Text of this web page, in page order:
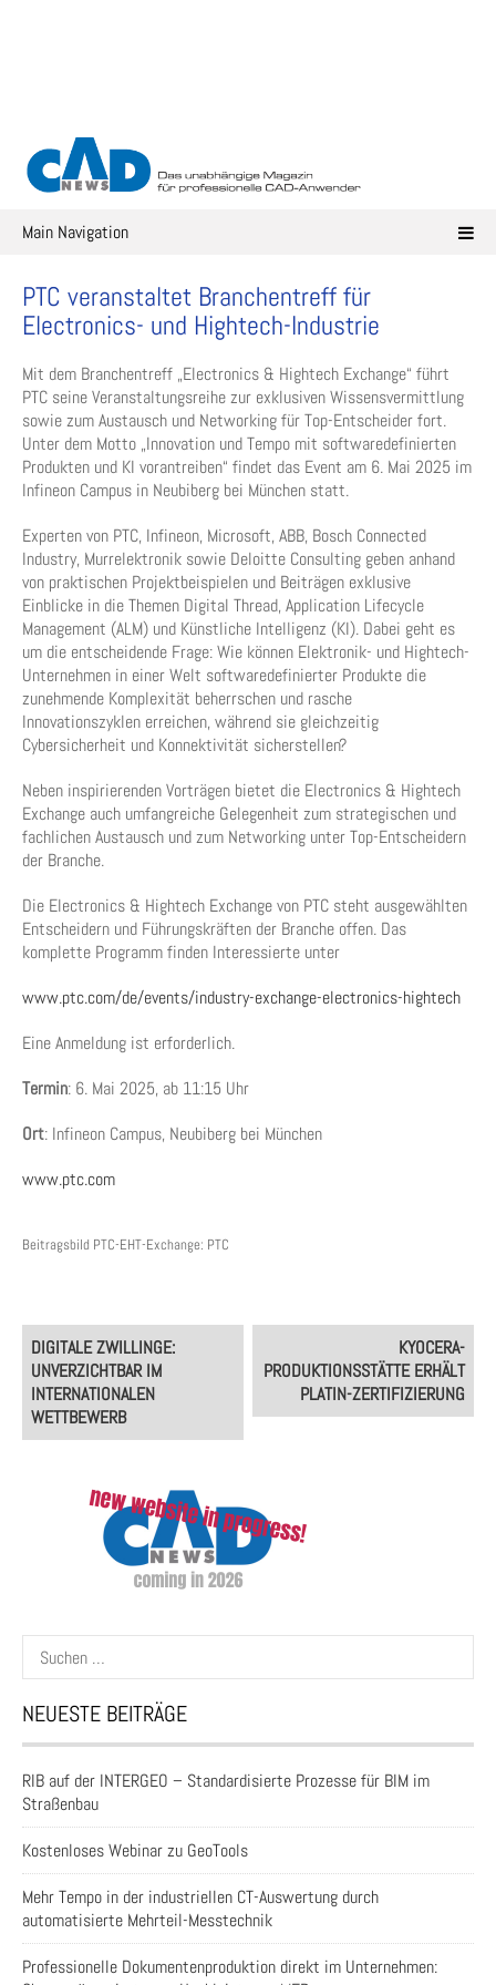
Main Navigation
PTC veranstaltet Branchentreff für
Electronics- und Hightech-Industrie
Mit dem Branchentreff „Electronics & Hightech Exchange“ führt
PTC seine Veranstaltungsreihe zur exklusiven Wissensvermittlung
sowie zum Austausch und Networking für Top-Entscheider fort.
Unter dem Motto „Innovation und Tempo mit softwaredefinierten
Produkten und KI vorantreiben“ findet das Event am 6. Mai 2025 im
Infineon Campus in Neubiberg bei München statt.
Experten von PTC, Infineon, Microsoft, ABB, Bosch Connected
Industry, Murrelektronik sowie Deloitte Consulting geben anhand
von praktischen Projektbeispielen und Beiträgen exklusive
Einblicke in die Themen Digital Thread, Application Lifecycle
Management (ALM) und Künstliche Intelligenz (KI). Dabei geht es
um die entscheidende Frage: Wie können Elektronik- und Hightech-
Unternehmen in einer Welt softwaredefinierter Produkte die
zunehmende Komplexität beherrschen und rasche
Innovationszyklen erreichen, während sie gleichzeitig
Cybersicherheit und Konnektivität sicherstellen?
Neben inspirierenden Vorträgen bietet die Electronics & Hightech
Exchange auch umfangreiche Gelegenheit zum strategischen und
fachlichen Austausch und zum Networking unter Top-Entscheidern
der Branche.
Die Electronics & Hightech Exchange von PTC steht ausgewählten
Entscheidern und Führungskräften der Branche offen. Das
komplette Programm finden Interessierte unter
www.ptc.com/de/events/industry-exchange-electronics-hightech
Eine Anmeldung ist erforderlich.
Termin: 6. Mai 2025, ab 11:15 Uhr
Ort: Infineon Campus, Neubiberg bei München
www.ptc.com
Beitragsbild PTC-EHT-Exchange: PTC
Post
navigation
DIGITALE ZWILLINGE:
UNVERZICHTBAR IM
INTERNATIONALEN
WETTBEWERB
KYOCERA-
PRODUKTIONSSTÄTTE ERHÄLT
PLATIN-ZERTIFIZIERUNG
Suchen
nach:
NEUESTE BEITRÄGE
RIB auf der INTERGEO – Standardisierte Prozesse für BIM im
Straßenbau
Kostenloses Webinar zu GeoTools
Mehr Tempo in der industriellen CT-Auswertung durch
automatisierte Mehrteil-Messtechnik
Professionelle Dokumentenproduktion direkt im Unternehmen: